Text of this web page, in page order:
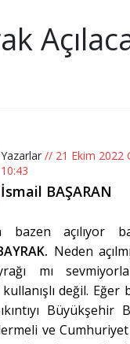
Yazarlar // 21 Ekim 2022
10:43
İsmail BAŞARAN
bazen açılıyor
Neden
mı
değil. Eğer
Büyükşehir
ve Cumhuriyet